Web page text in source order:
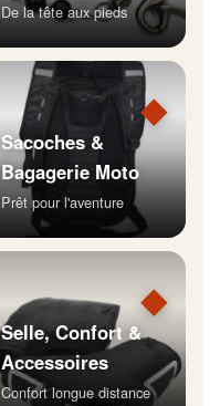
De la tête aux pieds
◆
Sacoches &
Bagagerie Moto
Prêt pour l'aventure
◆
Selle, Confort &
Accessoires
Confort longue distance